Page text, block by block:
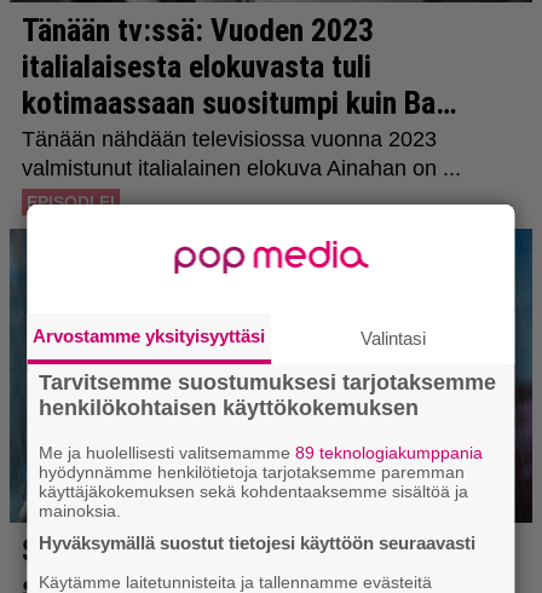
Arvostamme yksityisyyttäsi Valintasi
Tarvitsemme suostumuksesi tarjotaksemme
henkilökohtaisen käyttökokemuksen
Me ja huolellisesti valitsemamme89 teknologiakumppania
hyödynnämme henkilötietoja tarjotaksemme paremman
käyttäjäkokemuksen sekä kohdentaaksemme sisältöä ja
mainoksia.
Hyväksymällä suostut tietojesi käyttöön seuraavasti
Käytämme laitetunnisteita ja tallennamme evästeitä